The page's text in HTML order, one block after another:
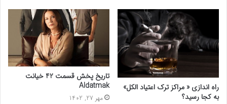
راه اندازی « مراکز ترک اعتیاد الکل»
به کجا رسید؟
تاریخ پخش قسمت 42 خیانت
Aldatmak
مهر 27, 1402